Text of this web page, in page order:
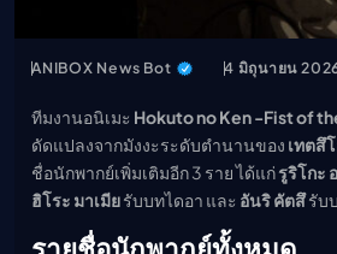
ANIBOX News Bot 4 มิถุนายน
ทีมงานอนิเมะ Hokuto no Ken -Fist of
ดัดแปลงจากมังงะระดับตำนานของ เทตสึ
ชื่อนักพากย์เพิ่มเติมอีก 3 ราย ได้แก่รูริโกะ
ฮิโระ มาเมียรับบทไดอา และ อันริ คัตสึรับ